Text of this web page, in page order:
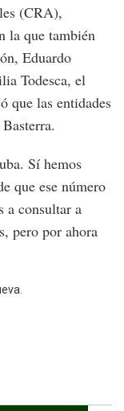
(CRA),
la que también
Eduardo
Todesca, el
que las entidades
Sí hemos
que ese número
a consultar a
pero por ahora